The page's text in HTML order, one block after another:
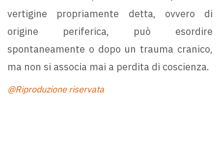
vertigine propriamente detta, ovvero di
origine periferica, può esordire
spontaneamente o dopo un trauma cranico,
ma non si associa mai a perdita di coscienza.
@Riproduzione riservata